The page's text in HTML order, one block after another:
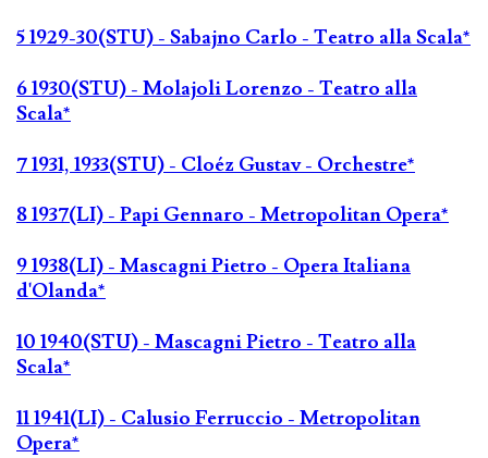
5 1929-30(STU) - Sabajno Carlo - Teatro alla Scala*
6 1930(STU) - Molajoli Lorenzo - Teatro alla
Scala*
7 1931, 1933(STU) - Cloéz Gustav - Orchestre*
8 1937(LI) - Papi Gennaro - Metropolitan Opera*
9 1938(LI) - Mascagni Pietro - Opera Italiana
d'Olanda*
10 1940(STU) - Mascagni Pietro - Teatro alla
Scala*
11 1941(LI) - Calusio Ferruccio - Metropolitan
Opera*